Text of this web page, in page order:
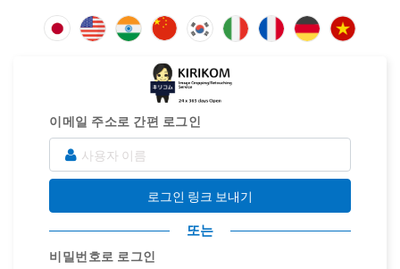
이메일 주소로 간편 로그인
로그인 링크 보내기
또는
비밀번호로 로그인